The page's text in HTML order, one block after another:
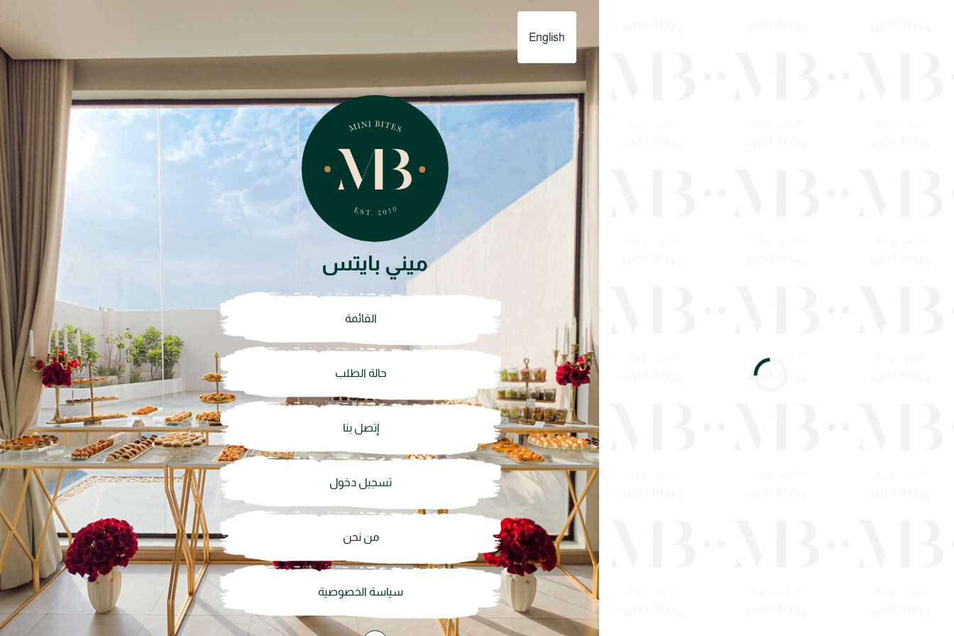
English
ميني بايتس
القائمة
حالة الطلب
إتصل بنا
تسجيل دخول
من نحن
سياسة الخصوصية